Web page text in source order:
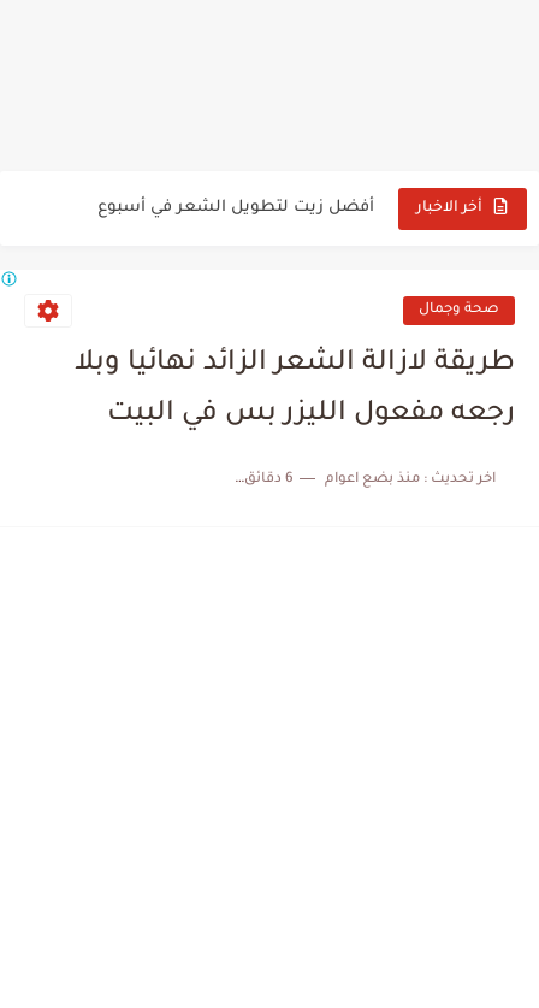
أخر الاخبار أفضل زيت لتطويل الشعر في أسبوع
تجربتي مع ماسك العسل والقرفة للوجه
صحة وجمال
طريقة لازالة الشعر الزائد نهائيا وبلا
رجعه مفعول الليزر بس في البيت
اخر تحديث :منذ بضع اعوام 6 دقائق للقراءة